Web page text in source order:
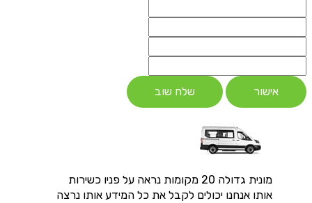
אישור שלח שוב
מונית גדולה 20 מקומות נראה על פניו כשירות
אותו אנחנו יכולים לקבל את כל המידע אותו נרצה